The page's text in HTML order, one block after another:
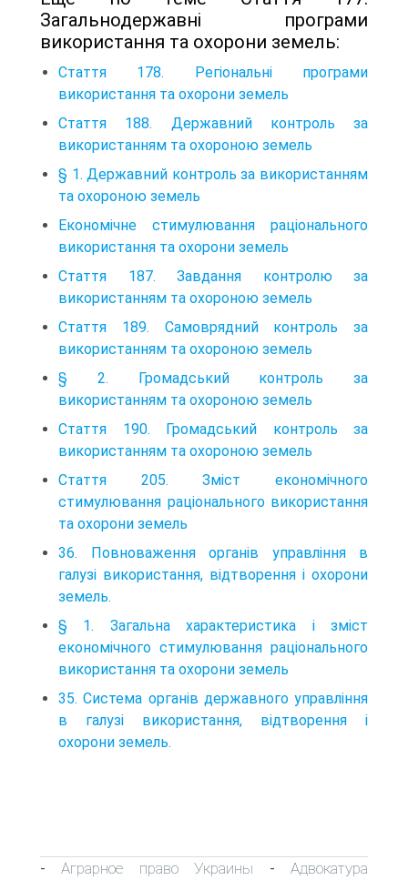
Загальнодержавні програми
використання та охорони земель:
Стаття 178. Регіональні програми
використання та охорони земель
Стаття 188. Державний контроль за
використанням та охороною земель
§ 1. Державний контроль за використанням
та охороною земель
Економічне стимулювання раціонального
використання та охорони земель
Стаття 187. Завдання контролю за
використанням та охороною земель
Стаття 189. Самоврядний контроль за
використанням та охороною земель
§ 2. Громадський контроль за
використанням та охороною земель
Стаття 190. Громадський контроль за
використанням та охороною земель
Стаття 205. Зміст економічного
стимулювання раціонального використання
та охорони земель
36. Повноваження органів управління в
галузі використання, відтворення і охорони
земель.
§ 1. Загальна характеристика і зміст
економічного стимулювання раціонального
використання та охорони земель
35. Система органів державного управління
в галузі використання, відтворення і
охорони земель.
-Аграрное право Украины -Адвокатура